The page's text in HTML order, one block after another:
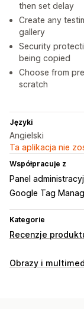
then set delay
Create any
gallery
Security
being copied
Choose from
scratch
Języki
Angielski
Ta aplikacja nie
Współpracuje z
Panel
Google Tag
Kategorie
Recenzje
Opcje wyświetlania
Obrazy i